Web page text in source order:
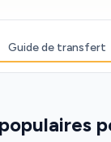
Guide de transfert